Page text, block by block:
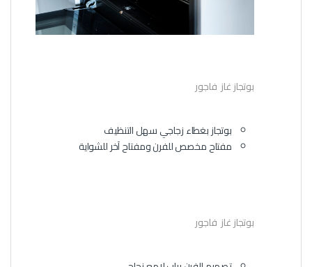
بوتجاز غاز فاجور
بوتجاز بغطاء زجاجي سهل التنظيف
مفتاح مخصص للفرن ومفتاح آخر للشواية
بوتجاز غاز فاجور